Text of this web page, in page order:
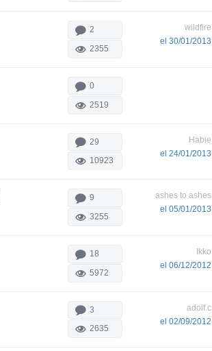
2
2355
wildfire
el 30/01/2013
0
2519
29
10923
Habie
el 24/01/2013
9
3255
ashes to ashes
el 05/01/2013
18
5972
Ikko
el 06/12/2012
3
2635
adolf.c
el 02/09/2012